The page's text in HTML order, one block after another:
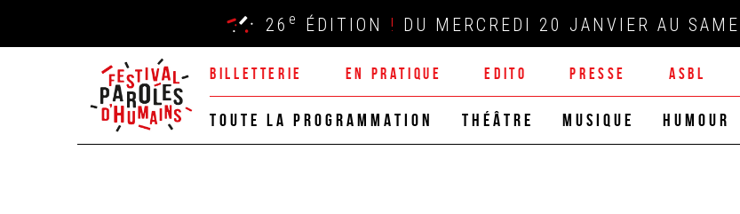
26 e ÉDITION ! DU MERCREDI 20 JANVIER AU
BILLETTERIE EN PRATIQUE EDITO PRESSE ASBL
TOUTE LA PROGRAMMATION THÉÂTRE MUSIQUE HUMOUR